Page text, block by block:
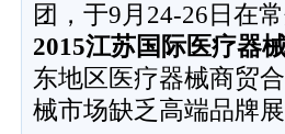
团，于9 月 24-26 日在
2015江苏国际医疗器
东地区医疗器械商贸
械市场缺乏高端品牌展